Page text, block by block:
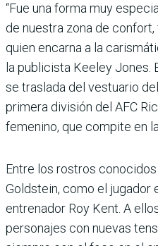
“Fue una forma muy
de nuestra zona de
quien encarna a la
la publicista Keeley Jones.
se traslada del vestuario
primera división del AFC
femenino, que compite en
Entre los rostros
Goldstein, como el jugador
entrenador Roy Kent. A
personajes con nuevas